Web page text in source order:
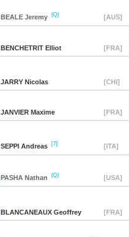
BEALE Jeremy (Q) [AUS]
BENCHETRIT Elliot [FRA]
JARRY Nicolas [CHI]
JANVIER Maxime [FRA]
SEPPI Andreas [7] [ITA]
PASHA Nathan (Q) [USA]
BLANCANEAUX Geoffrey [FRA]